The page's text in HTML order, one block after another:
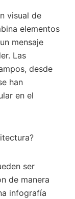
visual de
elementos
mensaje
Las
desde
han
en el
ser
de manera
infografía